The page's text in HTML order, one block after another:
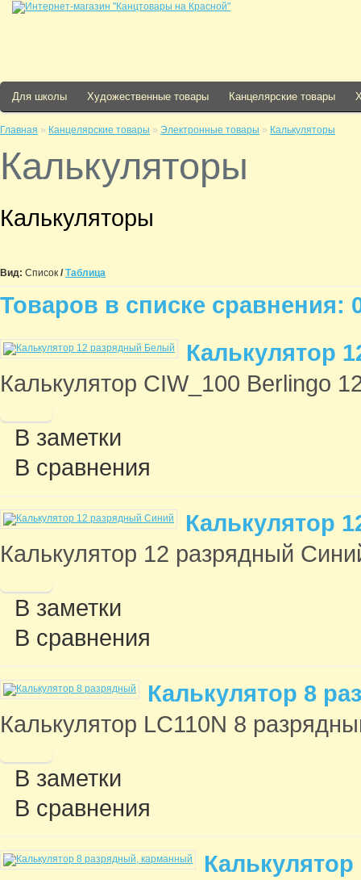
Для школы Художественные товары Канцелярские товары
Главная » Канцелярские товары » Электронные товары » Калькуляторы
Калькуляторы
Калькуляторы
Вид: Список / Таблица
Товаров в списке сравнения:
Калькулятор
Калькулятор CIW_100 Berlingo
В заметки
В сравнения
Калькулятор
Калькулятор 12 разрядный
В заметки
В сравнения
Калькулятор 8
Калькулятор LC110N 8
В заметки
В сравнения